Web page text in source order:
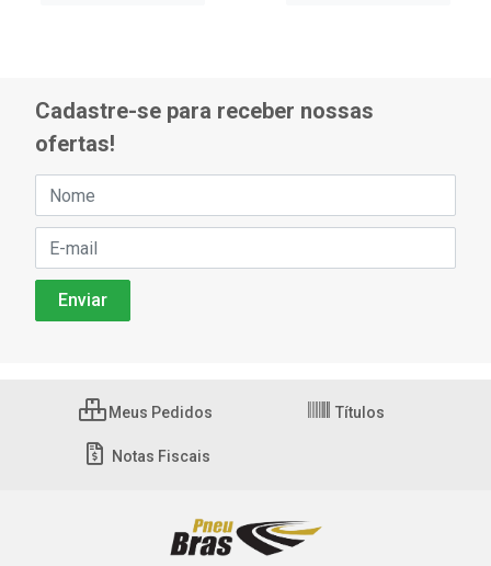
Cadastre-se para receber nossas
ofertas!
Meus Pedidos Títulos
Notas Fiscais